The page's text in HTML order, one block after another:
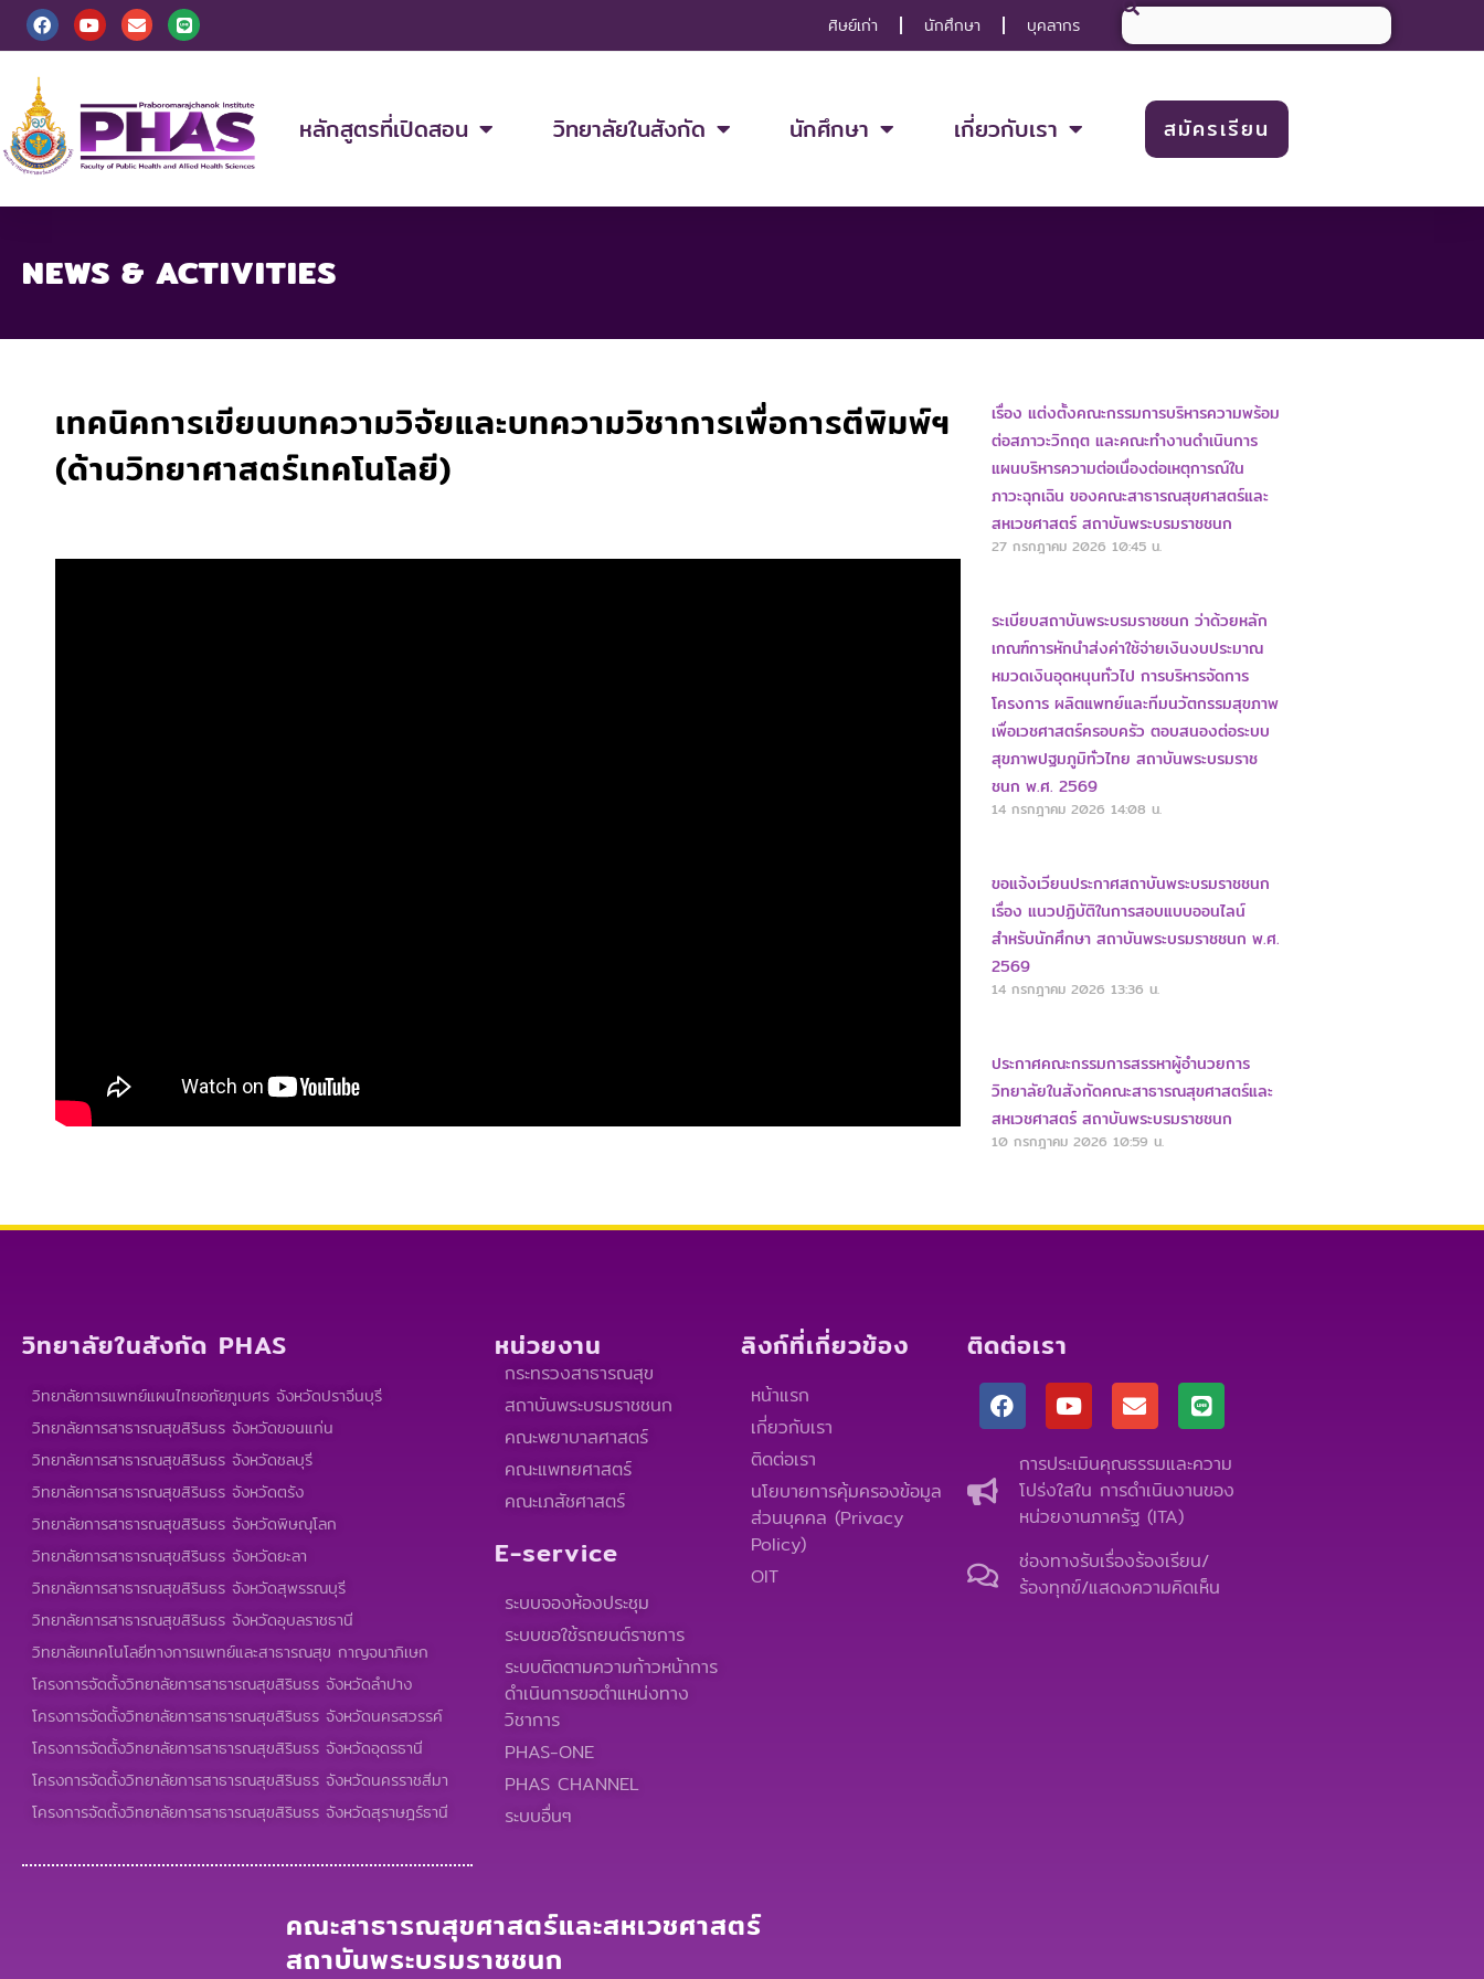
Skip F
a
c
b
o
o
k
Y
o
u
b
e
E
n
v
o
p
e
L
i
n
ศิษย์เก่า นักศึกษา บุคลากร Search
หลักสูตรที่เปิดสอน วิทยาลัยในสังกัด นักศึกษา เกี่ยวกับเรา สมัครเรียน
NEWS & ACTIVITIES
เทคนิคการเขียนบทความวิจัยและบทความวิชาการเพื่อการตีพิมพ์ฯ
(ด้านวิทยาศาสตร์เทคโนโลยี)
เรื่อง แต่งตั้งคณะกรรมการบริหารความพร้อม
ต่อสภาวะวิกฤต และคณะทำงานดำเนินการ
แผนบริหารความต่อเนื่องต่อเหตุการณ์ใน
ภาวะฉุกเฉิน ของคณะสาธารณสุขศาสตร์และ
สหเวชศาสตร์ สถาบันพระบรมราชชนก
27 กรกฎาคม 2026 10:45 น.
ระเบียบสถาบันพระบรมราชชนก ว่าด้วยหลัก
เกณฑ์การหักนำส่งค่าใช้จ่ายเงินงบประมาณ
หมวดเงินอุดหนุนทั่วไป การบริหารจัดการ
โครงการ ผลิตแพทย์และทีมนวัตกรรมสุขภาพ
เพื่อเวชศาสตร์ครอบครัว ตอบสนองต่อระบบ
สุขภาพปฐมภูมิทั่วไทย สถาบันพระบรมราช
ชนก พ.ศ. 2569
14 กรกฎาคม 2026 14:08 น.
ขอแจ้งเวียนประกาศสถาบันพระบรมราชชนก
เรื่อง แนวปฏิบัติในการสอบแบบออนไลน์
สำหรับนักศึกษา สถาบันพระบรมราชชนก พ.ศ.
2569
14 กรกฎาคม 2026 13:36 น.
ประกาศคณะกรรมการสรรหาผู้อำนวยการ
วิทยาลัยในสังกัดคณะสาธารณสุขศาสตร์และ
สหเวชศาสตร์ สถาบันพระบรมราชชนก
10 กรกฎาคม 2026 10:59 น.
วิทยาลัยในสังกัด PHAS
วิทยาลัยการแพทย์แผนไทยอภัยภูเบศร จังหวัดปราจีนบุรี
วิทยาลัยการสาธารณสุขสิรินธร จังหวัดขอนแก่น
วิทยาลัยการสาธารณสุขสิรินธร จังหวัดชลบุรี
วิทยาลัยการสาธารณสุขสิรินธร จังหวัดตรัง
วิทยาลัยการสาธารณสุขสิรินธร จังหวัดพิษณุโลก
วิทยาลัยการสาธารณสุขสิรินธร จังหวัดยะลา
วิทยาลัยการสาธารณสุขสิรินธร จังหวัดสุพรรณบุรี
วิทยาลัยการสาธารณสุขสิรินธร จังหวัดอุบลราชธานี
วิทยาลัยเทคโนโลยีทางการแพทย์และสาธารณสุข กาญจนาภิเษก
โครงการจัดตั้งวิทยาลัยการสาธารณสุขสิรินธร จังหวัดลำปาง
โครงการจัดตั้งวิทยาลัยการสาธารณสุขสิรินธร จังหวัดนครสวรรค์
โครงการจัดตั้งวิทยาลัยการสาธารณสุขสิรินธร จังหวัดอุดรธานี
โครงการจัดตั้งวิทยาลัยการสาธารณสุขสิรินธร จังหวัดนครราชสีมา
โครงการจัดตั้งวิทยาลัยการสาธารณสุขสิรินธร จังหวัดสุราษฎร์ธานี
หน่วยงาน
กระทรวงสาธารณสุข
สถาบันพระบรมราชชนก
คณะพยาบาลศาสตร์
คณะแพทยศาสตร์
คณะเภสัชศาสตร์
E-service
ระบบจองห้องประชุม
ระบบขอใช้รถยนต์ราชการ
ระบบติดตามความก้าวหน้าการ
ดำเนินการขอตำแหน่งทาง
วิชาการ
PHAS-ONE
PHAS CHANNEL
ระบบอื่นๆ
ลิงก์ที่เกี่ยวข้อง
หน้าแรก
เกี่ยวกับเรา
ติดต่อเรา
นโยบายการคุ้มครองข้อมูล
ส่วนบุคคล (Privacy
Policy)
OIT
ติดต่อเรา
F
a
c
Y
o
u
t
u
b
e
E
n
v
e
l
o
p
e
L
i
n
e
การประเมินคุณธรรมและความ
โปร่งใสใน การดำเนินงานของ
หน่วยงานภาครัฐ (ITA)
ช่องทางรับเรื่องร้องเรียน/
ร้องทุกข์/แสดงความคิดเห็น
คณะสาธารณสุขศาสตร์และสหเวชศาสตร์
สถาบันพระบรมราชชนก